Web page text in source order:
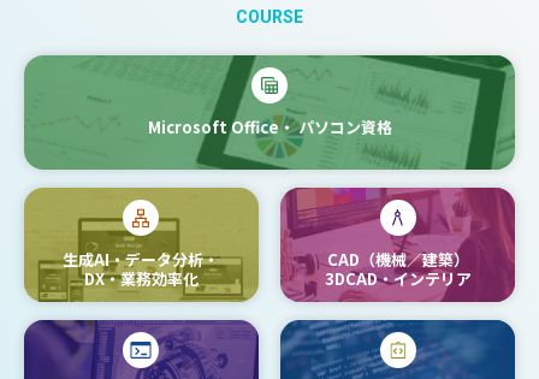
COURSE
Microsoft Office・パソコン資格
生成AI・データ分析・
DX・業務効率化
CAD（機械／建築）
3DCAD・インテリア